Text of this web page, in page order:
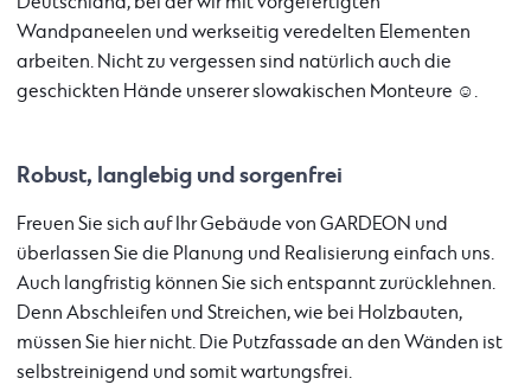
Wandpaneelen und werkseitig veredelten Elementen
arbeiten. Nicht zu vergessen sind natürlich auch die
geschickten Hände unserer slowakischen Monteure ☺.
Robust, langlebig und sorgenfrei
Freuen Sie sich auf Ihr Gebäude von GARDEON und
überlassen Sie die Planung und Realisierung einfach uns.
Auch langfristig können Sie sich entspannt zurücklehnen.
Denn Abschleifen und Streichen, wie bei Holzbauten,
müssen Sie hier nicht. Die Putzfassade an den Wänden ist
selbstreinigend und somit wartungsfrei.